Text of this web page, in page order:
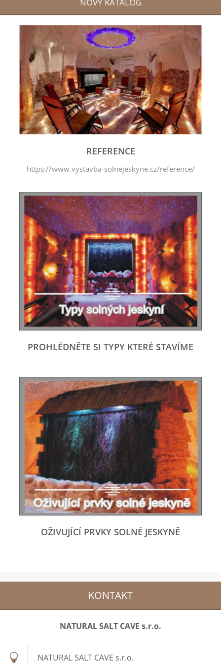
REFERENCE
https://www.vystavba-solnejeskyne.cz/reference/
PROHLÉDNĚTE SI TYPY KTERÉ STAVÍME
OŽIVUJÍCÍ PRVKY SOLNÉ JESKYNĚ
KONTAKT
NATURAL SALT CAVE s.r.o.
NATURAL SALT CAVE s.r.o.